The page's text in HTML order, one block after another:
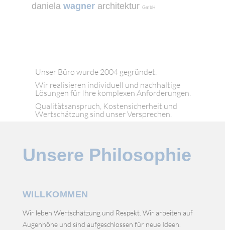
danielawagner architekturGmbH
Unser Büro wurde 2004 gegründet.
Wir realisieren individuell und nachhaltige
Lösungen für Ihre komplexen Anforderungen.
Qualitätsanspruch, Kostensicherheit und
Wertschätzung sind unser Versprechen.
Unsere Philosophie
WILLKOMMEN
Wir leben Wertschätzung und Respekt. Wir arbeiten auf
Augenhöhe und sind aufgeschlossen für neue Ideen.